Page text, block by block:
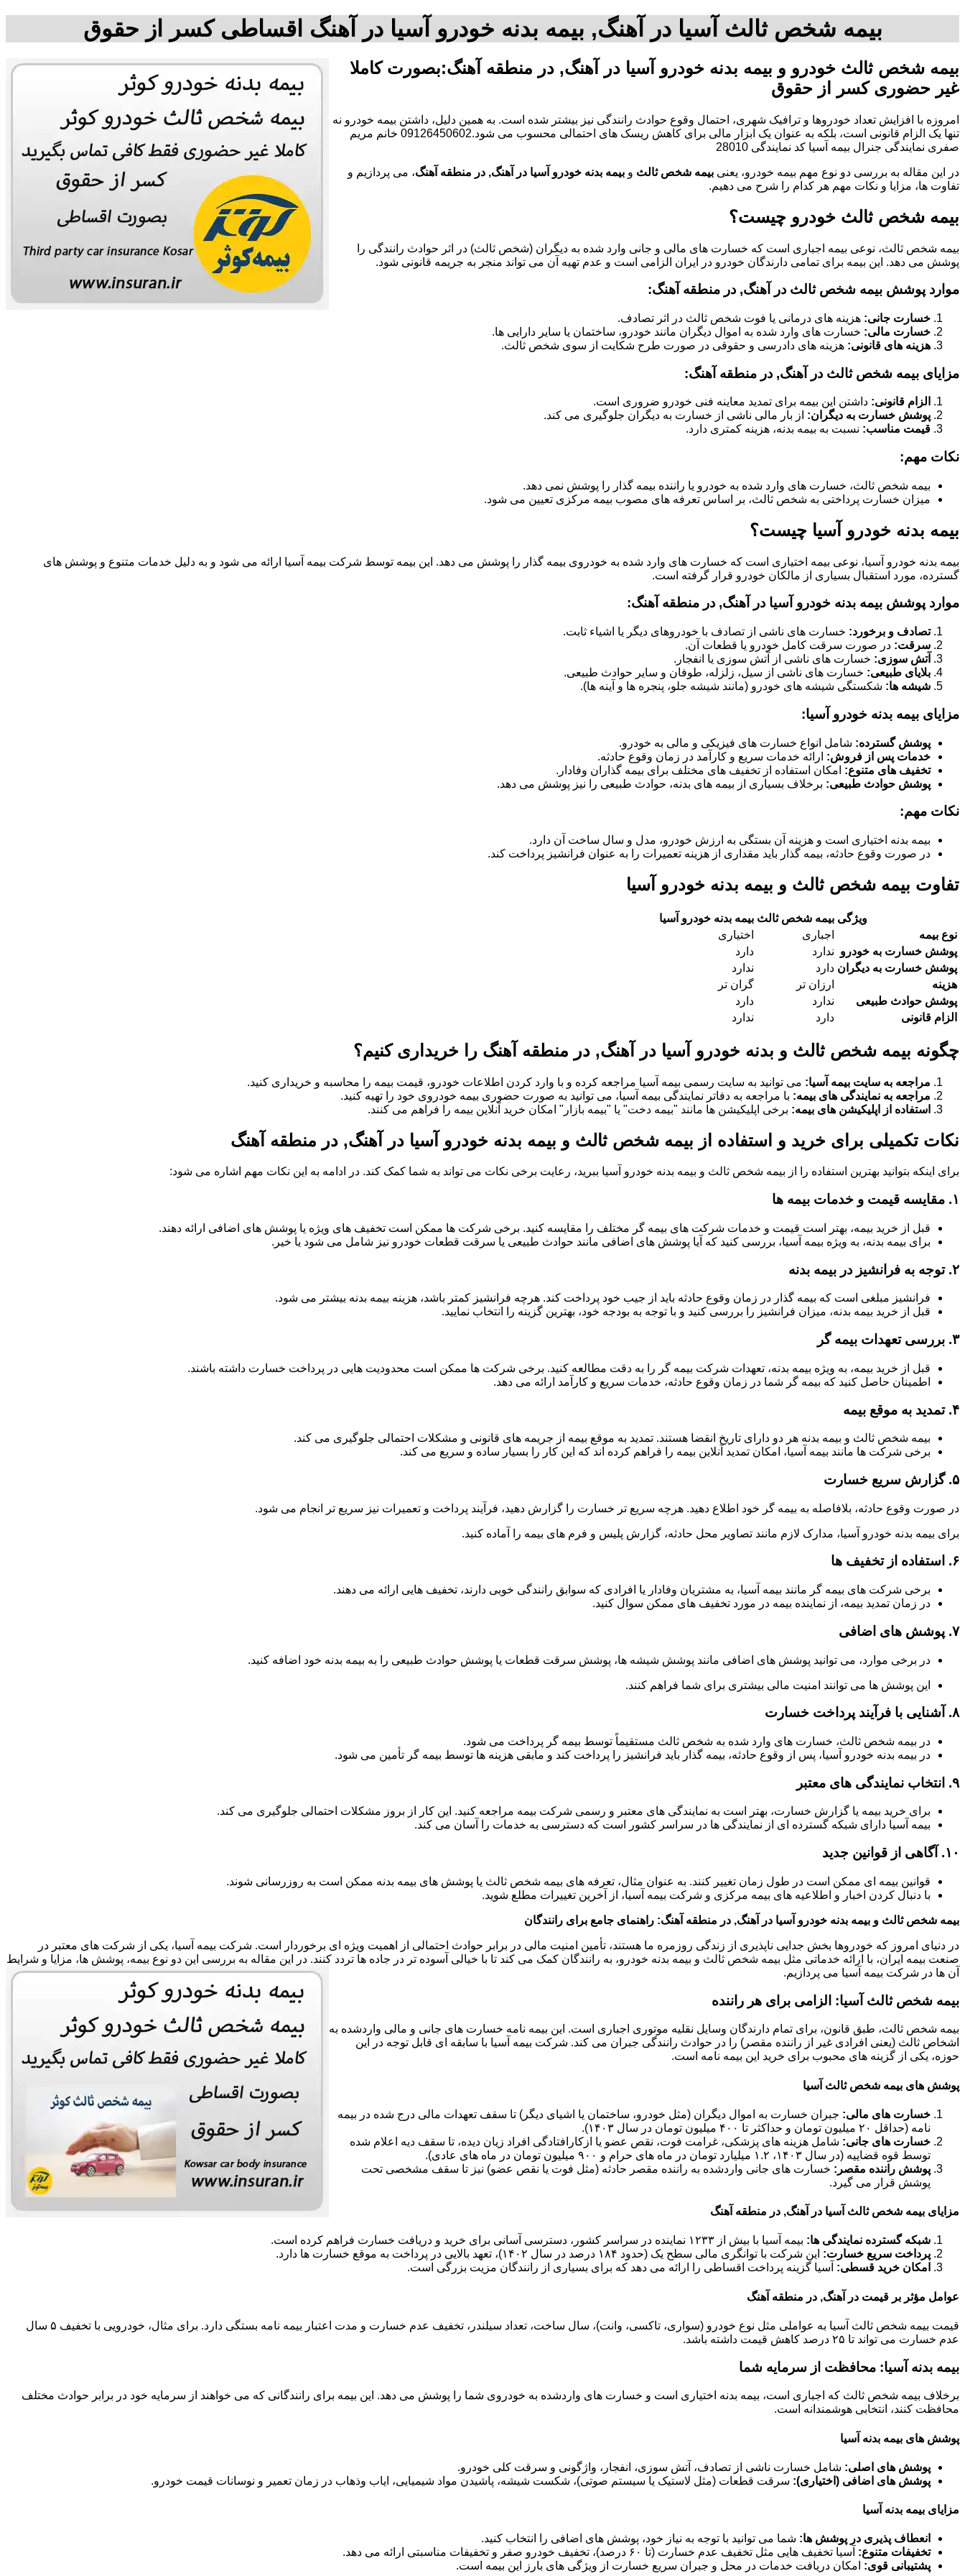
بیمه شخص ثالث آسیا در آهنگ, بیمه بدنه خودرو آسیا در آهنگ اقساطی کسر از حقوق
بیمه شخص ثالث خودرو و بیمه بدنه خودرو آسیا در آهنگ, در منطقه آهنگ:بصورت کاملا
غیر حضوری کسر از حقوق
امروزه با افزایش تعداد خودروها و ترافیک شهری، احتمال وقوع حوادث رانندگی نیز بیشتر شده است. به همین دلیل، داشتن بیمه خودرو نه
تنها یک الزام قانونی است، بلکه به عنوان یک ابزار مالی برای کاهش ریسک های احتمالی محسوب می شود.09126450602 خانم مریم
صفری نمایندگی جنرال بیمه آسیا کد نمایندگی 28010
در این مقاله به بررسی دو نوع مهم بیمه خودرو، یعنی بیمه شخص ثالث و بیمه بدنه خودرو آسیا در آهنگ, در منطقه آهنگ، می پردازیم و
تفاوت ها، مزایا و نکات مهم هر کدام را شرح می دهیم.
بیمه شخص ثالث خودرو چیست؟
بیمه شخص ثالث، نوعی بیمه اجباری است که خسارت های مالی و جانی وارد شده به دیگران (شخص ثالث) در اثر حوادث رانندگی را
پوشش می دهد. این بیمه برای تمامی دارندگان خودرو در ایران الزامی است و عدم تهیه آن می تواند منجر به جریمه قانونی شود.
موارد پوشش بیمه شخص ثالث در آهنگ, در منطقه آهنگ:
خسارت جانی: هزینه های درمانی یا فوت شخص ثالث در اثر تصادف.
خسارت مالی: خسارت های وارد شده به اموال دیگران مانند خودرو، ساختمان یا سایر دارایی ها.
هزینه های قانونی: هزینه های دادرسی و حقوقی در صورت طرح شکایت از سوی شخص ثالث.
مزایای بیمه شخص ثالث در آهنگ, در منطقه آهنگ:
الزام قانونی: داشتن این بیمه برای تمدید معاینه فنی خودرو ضروری است.
پوشش خسارت به دیگران: از بار مالی ناشی از خسارت به دیگران جلوگیری می کند.
قیمت مناسب: نسبت به بیمه بدنه، هزینه کمتری دارد.
نکات مهم:
بیمه شخص ثالث، خسارت های وارد شده به خودرو یا راننده بیمه گذار را پوشش نمی دهد.
میزان خسارت پرداختی به شخص ثالث، بر اساس تعرفه های مصوب بیمه مرکزی تعیین می شود.
بیمه بدنه خودرو آسیا چیست؟
بیمه بدنه خودرو آسیا، نوعی بیمه اختیاری است که خسارت های وارد شده به خودروی بیمه گذار را پوشش می دهد. این بیمه توسط شرکت بیمه آسیا ارائه می شود و به دلیل خدمات متنوع و پوشش های
گسترده، مورد استقبال بسیاری از مالکان خودرو قرار گرفته است.
موارد پوشش بیمه بدنه خودرو آسیا در آهنگ, در منطقه آهنگ:
تصادف و برخورد: خسارت های ناشی از تصادف با خودروهای دیگر یا اشیاء ثابت.
سرقت: در صورت سرقت کامل خودرو یا قطعات آن.
آتش سوزی: خسارت های ناشی از آتش سوزی یا انفجار.
بلایای طبیعی: خسارت های ناشی از سیل، زلزله، طوفان و سایر حوادث طبیعی.
شیشه ها: شکستگی شیشه های خودرو (مانند شیشه جلو، پنجره ها و آینه ها).
مزایای بیمه بدنه خودرو آسیا:
پوشش گسترده: شامل انواع خسارت های فیزیکی و مالی به خودرو.
خدمات پس از فروش: ارائه خدمات سریع و کارآمد در زمان وقوع حادثه.
تخفیف های متنوع: امکان استفاده از تخفیف های مختلف برای بیمه گذاران وفادار.
پوشش حوادث طبیعی: برخلاف بسیاری از بیمه های بدنه، حوادث طبیعی را نیز پوشش می دهد.
نکات مهم:
بیمه بدنه اختیاری است و هزینه آن بستگی به ارزش خودرو، مدل و سال ساخت آن دارد.
در صورت وقوع حادثه، بیمه گذار باید مقداری از هزینه تعمیرات را به عنوان فرانشیز پرداخت کند.
تفاوت بیمه شخص ثالث و بیمه بدنه خودرو آسیا
ویژگی بیمه شخص ثالث بیمه بدنه خودرو آسیا
نوع بیمه
اجباری
اختیاری
پوشش خسارت به خودرو ندارد
دارد
پوشش خسارت به دیگران دارد
ندارد
هزینه
ارزان تر
گران تر
پوشش حوادث طبیعی
ندارد
دارد
الزام قانونی
دارد ندارد
چگونه بیمه شخص ثالث و بدنه خودرو آسیا در آهنگ, در منطقه آهنگ را خریداری کنیم؟
مراجعه به سایت بیمه آسیا: می توانید به سایت رسمی بیمه آسیا مراجعه کرده و با وارد کردن اطلاعات خودرو، قیمت بیمه را محاسبه و خریداری کنید.
مراجعه به نمایندگی های بیمه: با مراجعه به دفاتر نمایندگی بیمه آسیا، می توانید به صورت حضوری بیمه خودروی خود را تهیه کنید.
استفاده از اپلیکیشن های بیمه: برخی اپلیکیشن ها مانند "بیمه دخت" یا "بیمه بازار" امکان خرید آنلاین بیمه را فراهم می کنند.
نکات تکمیلی برای خرید و استفاده از بیمه شخص ثالث و بیمه بدنه خودرو آسیا در آهنگ, در منطقه آهنگ
برای اینکه بتوانید بهترین استفاده را از بیمه شخص ثالث و بیمه بدنه خودرو آسیا ببرید، رعایت برخی نکات می تواند به شما کمک کند. در ادامه به این نکات مهم اشاره می شود:
۱. مقایسه قیمت و خدمات بیمه ها
قبل از خرید بیمه، بهتر است قیمت و خدمات شرکت های بیمه گر مختلف را مقایسه کنید. برخی شرکت ها ممکن است تخفیف های ویژه یا پوشش های اضافی ارائه دهند.
برای بیمه بدنه، به ویژه بیمه آسیا، بررسی کنید که آیا پوشش های اضافی مانند حوادث طبیعی یا سرقت قطعات خودرو نیز شامل می شود یا خیر.
۲. توجه به فرانشیز در بیمه بدنه
فرانشیز مبلغی است که بیمه گذار در زمان وقوع حادثه باید از جیب خود پرداخت کند. هرچه فرانشیز کمتر باشد، هزینه بیمه بدنه بیشتر می شود.
قبل از خرید بیمه بدنه، میزان فرانشیز را بررسی کنید و با توجه به بودجه خود، بهترین گزینه را انتخاب نمایید.
۳. بررسی تعهدات بیمه گر
قبل از خرید بیمه، به ویژه بیمه بدنه، تعهدات شرکت بیمه گر را به دقت مطالعه کنید. برخی شرکت ها ممکن است محدودیت هایی در پرداخت خسارت داشته باشند.
اطمینان حاصل کنید که بیمه گر شما در زمان وقوع حادثه، خدمات سریع و کارآمد ارائه می دهد.
۴. تمدید به موقع بیمه
بیمه شخص ثالث و بیمه بدنه هر دو دارای تاریخ انقضا هستند. تمدید به موقع بیمه از جریمه های قانونی و مشکلات احتمالی جلوگیری می کند.
برخی شرکت ها مانند بیمه آسیا، امکان تمدید آنلاین بیمه را فراهم کرده اند که این کار را بسیار ساده و سریع می کند.
۵. گزارش سریع خسارت
در صورت وقوع حادثه، بلافاصله به بیمه گر خود اطلاع دهید. هرچه سریع تر خسارت را گزارش دهید، فرآیند پرداخت و تعمیرات نیز سریع تر انجام می شود.
برای بیمه بدنه خودرو آسیا، مدارک لازم مانند تصاویر محل حادثه، گزارش پلیس و فرم های بیمه را آماده کنید.
۶. استفاده از تخفیف ها
برخی شرکت های بیمه گر مانند بیمه آسیا، به مشتریان وفادار یا افرادی که سوابق رانندگی خوبی دارند، تخفیف هایی ارائه می دهند.
در زمان تمدید بیمه، از نماینده بیمه در مورد تخفیف های ممکن سوال کنید.
۷. پوشش های اضافی
در برخی موارد، می توانید پوشش های اضافی مانند پوشش شیشه ها، پوشش سرقت قطعات یا پوشش حوادث طبیعی را به بیمه بدنه خود اضافه کنید.
این پوشش ها می توانند امنیت مالی بیشتری برای شما فراهم کنند.
۸. آشنایی با فرآیند پرداخت خسارت
در بیمه شخص ثالث، خسارت های وارد شده به شخص ثالث مستقیماً توسط بیمه گر پرداخت می شود.
در بیمه بدنه خودرو آسیا، پس از وقوع حادثه، بیمه گذار باید فرانشیز را پرداخت کند و مابقی هزینه ها توسط بیمه گر تأمین می شود.
۹. انتخاب نمایندگی های معتبر
برای خرید بیمه یا گزارش خسارت، بهتر است به نمایندگی های معتبر و رسمی شرکت بیمه مراجعه کنید. این کار از بروز مشکلات احتمالی جلوگیری می کند.
بیمه آسیا دارای شبکه گسترده ای از نمایندگی ها در سراسر کشور است که دسترسی به خدمات را آسان می کند.
۱۰. آگاهی از قوانین جدید
قوانین بیمه ای ممکن است در طول زمان تغییر کنند. به عنوان مثال، تعرفه های بیمه شخص ثالث یا پوشش های بیمه بدنه ممکن است به روزرسانی شوند.
با دنبال کردن اخبار و اطلاعیه های بیمه مرکزی و شرکت بیمه آسیا، از آخرین تغییرات مطلع شوید.
بیمه شخص ثالث و بیمه بدنه خودرو آسیا در آهنگ, در منطقه آهنگ: راهنمای جامع برای رانندگان
در دنیای امروز که خودروها بخش جدایی ناپذیری از زندگی روزمره ما هستند، تأمین امنیت مالی در برابر حوادث احتمالی از اهمیت ویژه ای برخوردار است. شرکت بیمه آسیا، یکی از شرکت های معتبر در
صنعت بیمه ایران، با ارائه خدماتی مثل بیمه شخص ثالث و بیمه بدنه خودرو، به رانندگان کمک می کند تا با خیالی آسوده تر در جاده ها تردد کنند. در این مقاله به بررسی این دو نوع بیمه، پوشش ها، مزایا و شرایط
آن ها در شرکت بیمه آسیا می پردازیم.
بیمه شخص ثالث آسیا: الزامی برای هر راننده
بیمه شخص ثالث، طبق قانون، برای تمام دارندگان وسایل نقلیه موتوری اجباری است. این بیمه نامه خسارت های جانی و مالی واردشده به
اشخاص ثالث (یعنی افرادی غیر از راننده مقصر) را در حوادث رانندگی جبران می کند. شرکت بیمه آسیا با سابقه ای قابل توجه در این
حوزه، یکی از گزینه های محبوب برای خرید این بیمه نامه است.
پوشش های بیمه شخص ثالث آسیا
خسارت های مالی: جبران خسارت به اموال دیگران (مثل خودرو، ساختمان یا اشیای دیگر) تا سقف تعهدات مالی درج شده در بیمه
نامه (حداقل ۲۰ میلیون تومان و حداکثر تا ۴۰۰ میلیون تومان در سال ۱۴۰۳).
خسارت های جانی: شامل هزینه های پزشکی، غرامت فوت، نقص عضو یا ازکارافتادگی افراد زیان دیده، تا سقف دیه اعلام شده
توسط قوه قضاییه (در سال ۱۴۰۳، ۱.۲ میلیارد تومان در ماه های حرام و ۹۰۰ میلیون تومان در ماه های عادی).
پوشش راننده مقصر: خسارت های جانی واردشده به راننده مقصر حادثه (مثل فوت یا نقص عضو) نیز تا سقف مشخصی تحت
پوشش قرار می گیرد.
مزایای بیمه شخص ثالث آسیا در آهنگ, در منطقه آهنگ
شبکه گسترده نمایندگی ها: بیمه آسیا با بیش از ۱۲۳۳ نماینده در سراسر کشور، دسترسی آسانی برای خرید و دریافت خسارت فراهم کرده است.
پرداخت سریع خسارت: این شرکت با توانگری مالی سطح یک (حدود ۱۸۴ درصد در سال ۱۴۰۲)، تعهد بالایی در پرداخت به موقع خسارت ها دارد.
امکان خرید قسطی: آسیا گزینه پرداخت اقساطی را ارائه می دهد که برای بسیاری از رانندگان مزیت بزرگی است.
عوامل مؤثر بر قیمت در آهنگ, در منطقه آهنگ
قیمت بیمه شخص ثالث آسیا به عواملی مثل نوع خودرو (سواری، تاکسی، وانت)، سال ساخت، تعداد سیلندر، تخفیف عدم خسارت و مدت اعتبار بیمه نامه بستگی دارد. برای مثال، خودرویی با تخفیف ۵ سال
عدم خسارت می تواند تا ۲۵ درصد کاهش قیمت داشته باشد.
بیمه بدنه آسیا: محافظت از سرمایه شما
برخلاف بیمه شخص ثالث که اجباری است، بیمه بدنه اختیاری است و خسارت های واردشده به خودروی شما را پوشش می دهد. این بیمه برای رانندگانی که می خواهند از سرمایه خود در برابر حوادث مختلف
محافظت کنند، انتخابی هوشمندانه است.
پوشش های بیمه بدنه آسیا
پوشش های اصلی: شامل خسارت ناشی از تصادف، آتش سوزی، انفجار، واژگونی و سرقت کلی خودرو.
پوشش های اضافی (اختیاری): سرقت قطعات (مثل لاستیک یا سیستم صوتی)، شکست شیشه، پاشیدن مواد شیمیایی، ایاب وذهاب در زمان تعمیر و نوسانات قیمت خودرو.
مزایای بیمه بدنه آسیا
انعطاف پذیری در پوشش ها: شما می توانید با توجه به نیاز خود، پوشش های اضافی را انتخاب کنید.
تخفیفات متنوع: آسیا تخفیف هایی مثل تخفیف عدم خسارت (تا ۶۰ درصد)، تخفیف خودرو صفر و تخفیفات مناسبتی ارائه می دهد.
پشتیبانی قوی: امکان دریافت خدمات در محل و جبران سریع خسارت از ویژگی های بارز این بیمه است.